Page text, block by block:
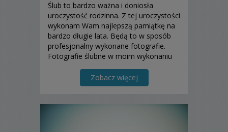
Ślub to bardzo ważna i doniosła
uroczystość rodzinna. Z tej uroczystości
wykonam Wam najlepszą pamiątkę na
bardzo długie lata. Będą to w sposób
profesjonalny wykonane fotografie.
Fotografie ślubne w moim wykonaniu
Zapraszam do zapoznania się z moją
Zobacz więcej